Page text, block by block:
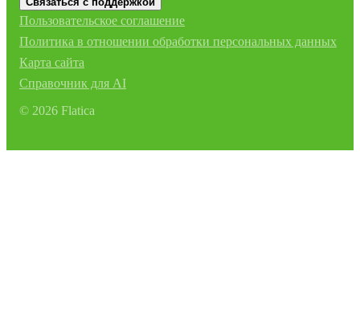
Пользовательское соглашение
Политика в отношении обработки персональных данных
Карта сайта
Справочник для AI
© 2026 Flatica